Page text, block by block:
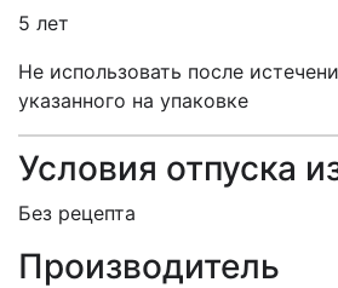
5 лет
Не использовать после
указанного на упаковке
Условия отпуска
Без рецепта
Производитель